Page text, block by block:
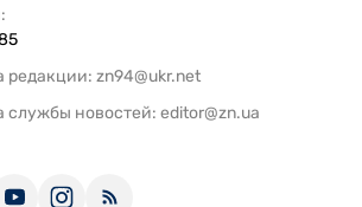
редакции: zn94@ukr.net
службы новостей: editor@zn.ua